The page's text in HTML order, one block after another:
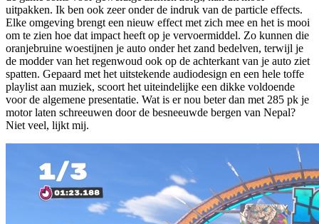
uitpakken. Ik ben ook zeer onder de indruk van de particle effects.
Elke omgeving brengt een nieuw effect met zich mee en het is mooi
om te zien hoe dat impact heeft op je vervoermiddel. Zo kunnen die
oranjebruine woestijnen je auto onder het zand bedelven, terwijl je
de modder van het regenwoud ook op de achterkant van je auto ziet
spatten. Gepaard met het uitstekende audiodesign en een hele toffe
playlist aan muziek, scoort het uiteindelijke een dikke voldoende
voor de algemene presentatie. Wat is er nou beter dan met 285 pk je
motor laten schreeuwen door de besneeuwde bergen van Nepal?
Niet veel, lijkt mij.